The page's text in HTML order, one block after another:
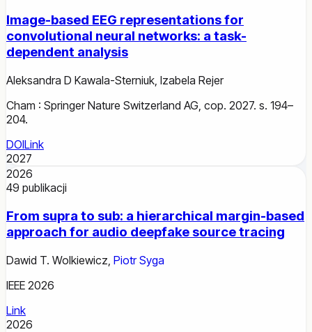
Image-based EEG representations for
convolutional neural networks: a task-
dependent analysis
Aleksandra D Kawala-Sterniuk, Izabela Rejer
Cham : Springer Nature Switzerland AG, cop. 2027. s. 194–
204.
DOILink
2027
2026
49 publikacji
From supra to sub: a hierarchical margin-based
approach for audio deepfake source tracing
Dawid T. Wolkiewicz Piotr Syga
IEEE 2026
Link
2026